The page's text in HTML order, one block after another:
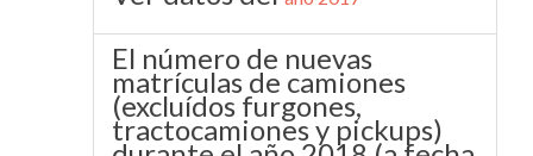
El número de nuevas
matrículas de camiones
(excluídos furgones,
tractocamiones y pickups)